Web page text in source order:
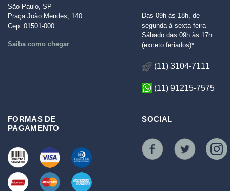
São Paulo, SP
Praça João Mendes, 140
Cep: 01501-000
Saiba como chegar
Das 09h às 18h, de
segunda à sexta-feira
Sábado das 09h às 17h
(exceto feriados)*
(11) 3104-7111
(11) 91215-7575
FORMAS DE
PAGAMENTO
SOCIAL